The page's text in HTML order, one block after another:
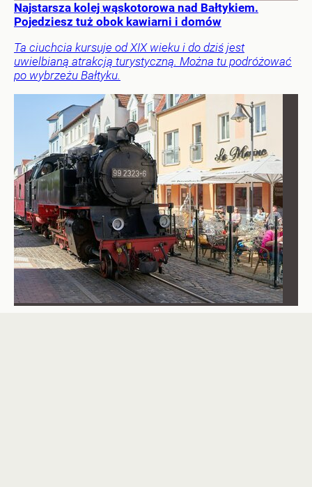
Najstarsza kolej wąskotorowa nad Bałtykiem.
Pojedziesz tuż obok kawiarni i domów
Ta ciuchcia kursuje od XIX wieku i do dziś jest
uwielbianą atrakcją turystyczną. Można tu podróżować
po wybrzeżu Bałtyku.